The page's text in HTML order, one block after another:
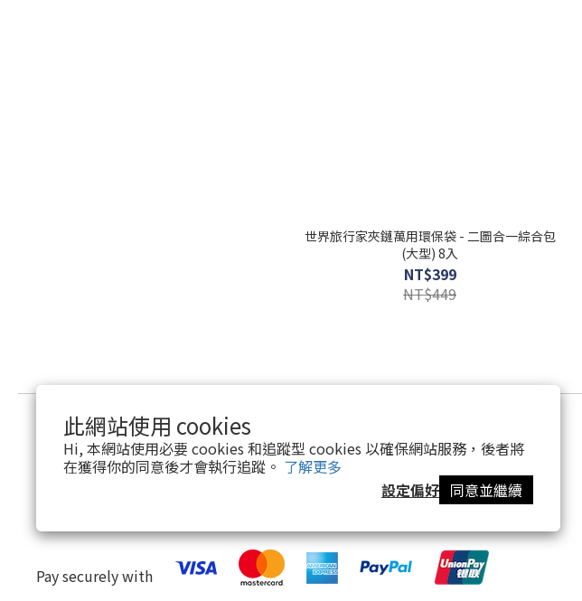
此網站使用 cookies
Hi, 本網站使用必要 cookies 和追蹤型 cookies 以確保網站服務，後者將
在獲得你的同意後才會執行追蹤。 了解更多
設定偏好 同意並繼續
世界旅行家夾鏈萬用環保袋 - 二圖合一綜合包
(大型) 8入
NT$399
NT$449
關於瘋狂小袋
退換貨政策
條款與細則
銷售據點
Contact us
Pay securely with